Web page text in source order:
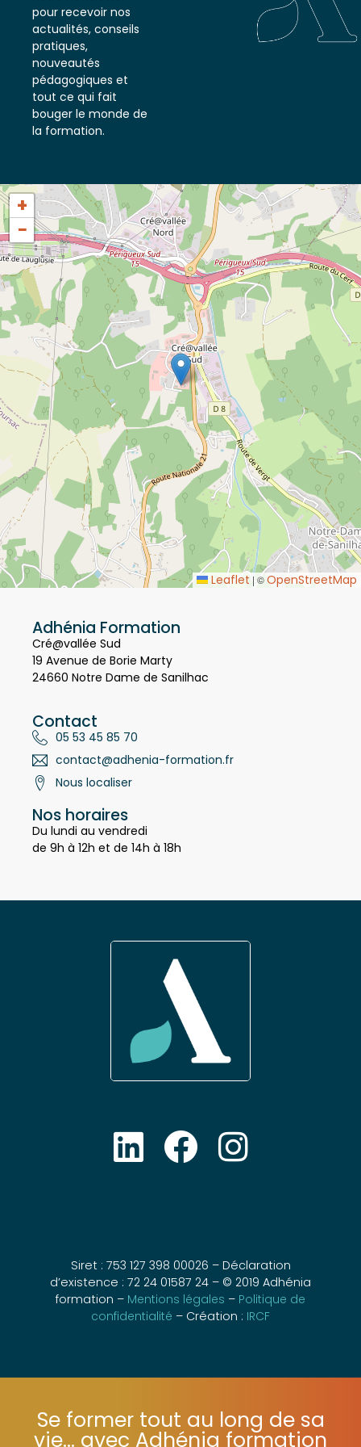
notre newsletter
pour recevoir nos
actualités, conseils
pratiques,
nouveautés
pédagogiques et
tout ce qui fait
bouger le monde de
+
−
Adhénia Formation
Cré@vallée Sud
19 Avenue de Borie Marty
Contact
05 53 45 85 70
contact@adhenia-formation.fr
Nos horaires
Du lundi au vendredi
Siret : 753 127 398 00026 – Déclaration
d’existence : 72 24 01587 24 – © 2019 Adhénia
formation –Mentions légales– Politique de
Se former tout au long de sa